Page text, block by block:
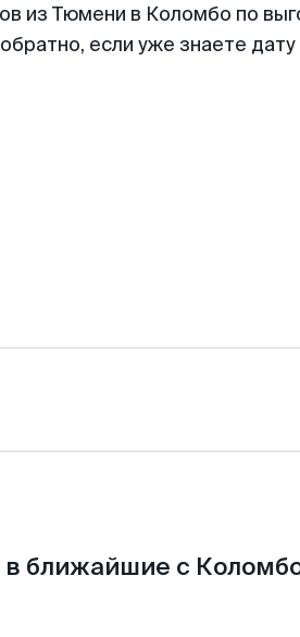
из Тюмени в Коломбо по
если уже знаете
ближайшие с